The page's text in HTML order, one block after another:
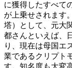
に獲得したすべて
が上乗せされます
塔）として、元大
都さんといえば、
り、現在は母国エ
業であるクリプト